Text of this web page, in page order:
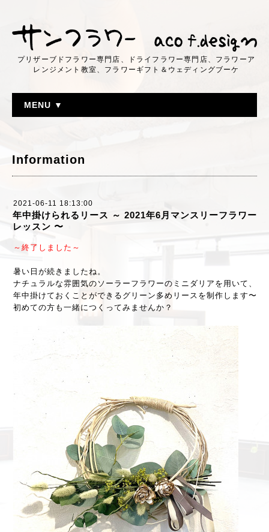
プリザーブドフラワー専門店、ドライフラワー専門店、フラワーア
レンジメント教室、フラワーギフト＆ウェディングブーケ
MENU ▼
Information
2021-06-11 18:13:00
年中掛けられるリース ～ 2021年6月マンスリーフラワー
レッスン 〜
～終了しました～
暑い日が続きましたね。
ナチュラルな雰囲気のソーラーフラワーのミニダリアを用いて、
年中掛けておくことができるグリーン多めリースを制作します〜
初めての方も一緒につくってみませんか？